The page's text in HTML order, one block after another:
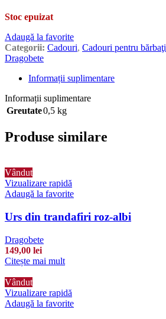
Stoc epuizat
Adaugă la favorite
Categorii: Cadouri, Cadouri pentru bărbaţi
Dragobete
Informații suplimentare
Informații suplimentare
Greutate0,5 kg
Produse similare
Vândut
Vizualizare rapidă
Adaugă la favorite
Urs din trandafiri roz-albi
Dragobete
149,00 lei
Citește mai mult
Vândut
Vizualizare rapidă
Adaugă la favorite